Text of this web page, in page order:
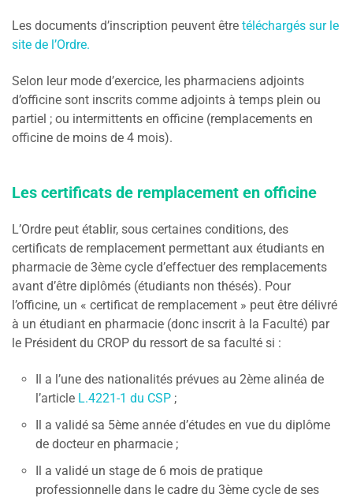
Les documents d’inscription peuvent être téléchargés sur le
site de l’Ordre.
Selon leur mode d’exercice, les pharmaciens adjoints
d’officine sont inscrits comme adjoints à temps plein ou
partiel ; ou intermittents en officine (remplacements en
officine de moins de 4 mois).
Les certificats de remplacement en officine
L’Ordre peut établir, sous certaines conditions, des
certificats de remplacement permettant aux étudiants en
pharmacie de 3ème cycle d’effectuer des remplacements
avant d’être diplômés (étudiants non thésés). Pour
l’officine, un « certificat de remplacement » peut être délivré
à un étudiant en pharmacie (donc inscrit à la Faculté) par
le Président du CROP du ressort de sa faculté si :
Il a l’une des nationalités prévues au 2ème alinéa de
l’article L.4221-1 du CSP ;
Il a validé sa 5ème année d’études en vue du diplôme
de docteur en pharmacie ;
Il a validé un stage de 6 mois de pratique
professionnelle dans le cadre du 3ème cycle de ses